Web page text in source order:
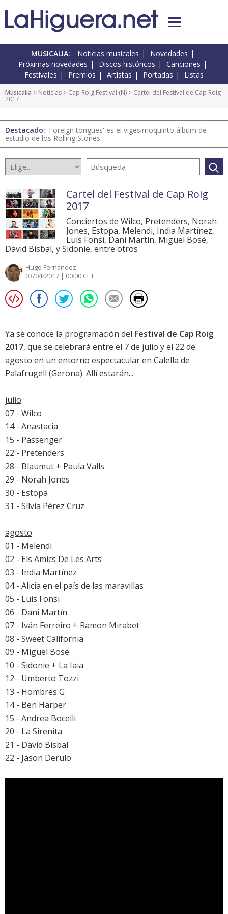
MUSICALIA: Noticias musicales
Novedades
Próximas novedades
Discos históricos
Canciones
Festivales
Premios Artistas Portadas Listas
Musicalia > Noticias > Cap Roig Festival (N) > Cartel del Festival de Cap Roig
2017
Destacado: 'Foreign tongues' es el vigesimoquinto álbum de
estudio de los Rolling Stones
Cartel del Festival de Cap Roig
2017
Conciertos de Wilco, Pretenders, Norah
Jones, Estopa, Melendi, India Martínez,
Luis Fonsi, Dani Martín, Miguel Bosé,
David Bisbal, y Sidonie, entre otros
Hugo Fernández
03/04/2017 | 00:00 CET
Ya se conoce la programación del Festival de Cap Roig
2017, que se celebrará entre el 7 de julio y el 22 de
agosto en un entorno espectacular en Calella de
Palafrugell (Gerona). Allí estarán...
julio
07 - Wilco
14 - Anastacia
15 - Passenger
22 - Pretenders
28 - Blaumut + Paula Valls
29 - Norah Jones
30 - Estopa
31 - Sílvia Pérez Cruz
agosto
01 - Melendi
02 - Els Amics De Les Arts
03 - India Martínez
04 - Alicia en el país de las maravillas
05 - Luis Fonsi
06 - Dani Martín
07 - Iván Ferreiro + Ramon Mirabet
08 - Sweet California
09 - Miguel Bosé
10 - Sidonie + La Iaia
12 - Umberto Tozzi
13 - Hombres G
14 - Ben Harper
15 - Andrea Bocelli
20 - La Sirenita
21 - David Bisbal
22 - Jason Derulo